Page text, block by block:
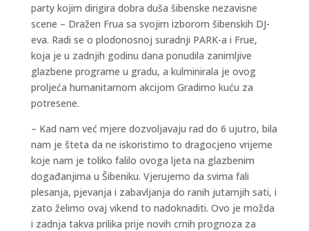
party kojim dirigira dobra duša šibenske nezavisne
scene – Dražen Frua sa svojim izborom šibenskih DJ-
eva. Radi se o plodonosnoj suradnji PARK-a i Frue,
koja je u zadnjih godinu dana ponudila zanimljive
glazbene programe u gradu, a kulminirala je ovog
proljeća humanitarnom akcijom Gradimo kuću za
potresene.
– Kad nam već mjere dozvoljavaju rad do 6 ujutro, bila
nam je šteta da ne iskoristimo to dragocjeno vrijeme
koje nam je toliko falilo ovoga ljeta na glazbenim
događanjima u Šibeniku. Vjerujemo da svima fali
plesanja, pjevanja i zabavljanja do ranih jutarnjih sati, i
zato želimo ovaj vikend to nadoknaditi. Ovo je možda
i zadnja takva prilika prije novih crnih prognoza za